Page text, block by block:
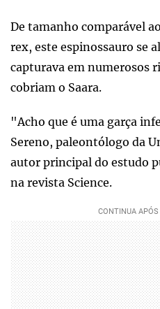
De tamanho comparável
rex, este espinossauro se
capturava em numerosos
cobriam o Saara.
"Acho que é uma garça
Sereno, paleontólogo da
autor principal do estudo
na revista Science.